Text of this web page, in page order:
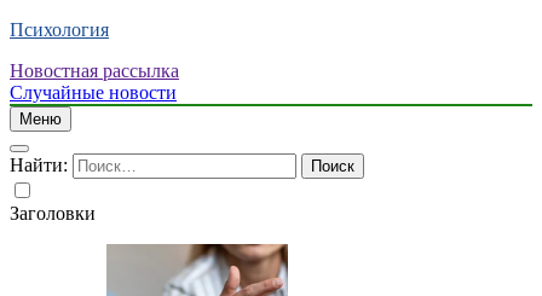
Психология
Новостная рассылка
Случайные новости
Меню
Найти:
Заголовки